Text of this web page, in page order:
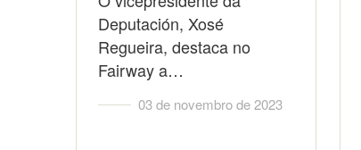
Deputación, Xosé
Regueira, destaca no
Fairway a…
03 de novembro de 2023